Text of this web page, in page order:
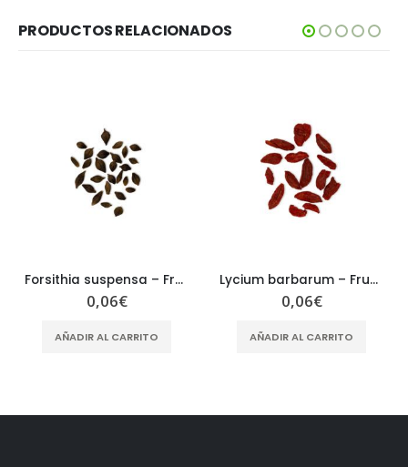
PRODUCTOS RELACIONADOS
Forsithia suspensa – Fructus Forsithiae – LIAN QIAO
0,06€
AÑADIR AL CARRITO
Lycium barbarum – Fructus Lycii – GOU QI ZI
0,06€
AÑADIR AL CARRITO